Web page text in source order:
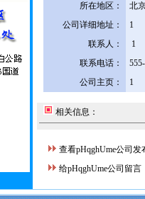
所在地区：
北
公司详细地址：
1
联系人：
1
联系电话：
公司主页：
1
相关信息：
查看pHqghUme公司发
给pHqghUme公司留言